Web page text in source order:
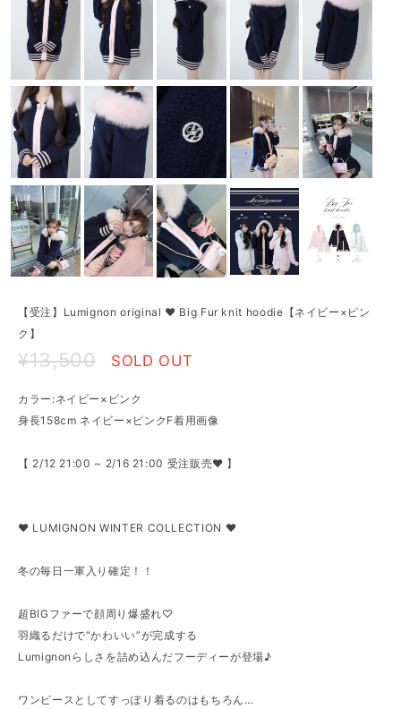
【受注】Lumignon original ♥ Big Fur knit hoodie【ネイビー×ピン
ク】
¥13,500 SOLD OUT
カラー:ネイビー×ピンク
身長158cm ネイビー×ピンクF着用画像
【 2/12 21:00 ~ 2/16 21:00 受注販売♥ 】
♥ LUMIGNON WINTER COLLECTION ♥
冬の毎日一軍入り確定！！
超BIGファーで顔周り爆盛れ♡
羽織るだけで“かわいい”が完成する
Lumignonらしさを詰め込んだフーディーが登場♪
ワンピースとしてすっぽり着るのはもちろん…